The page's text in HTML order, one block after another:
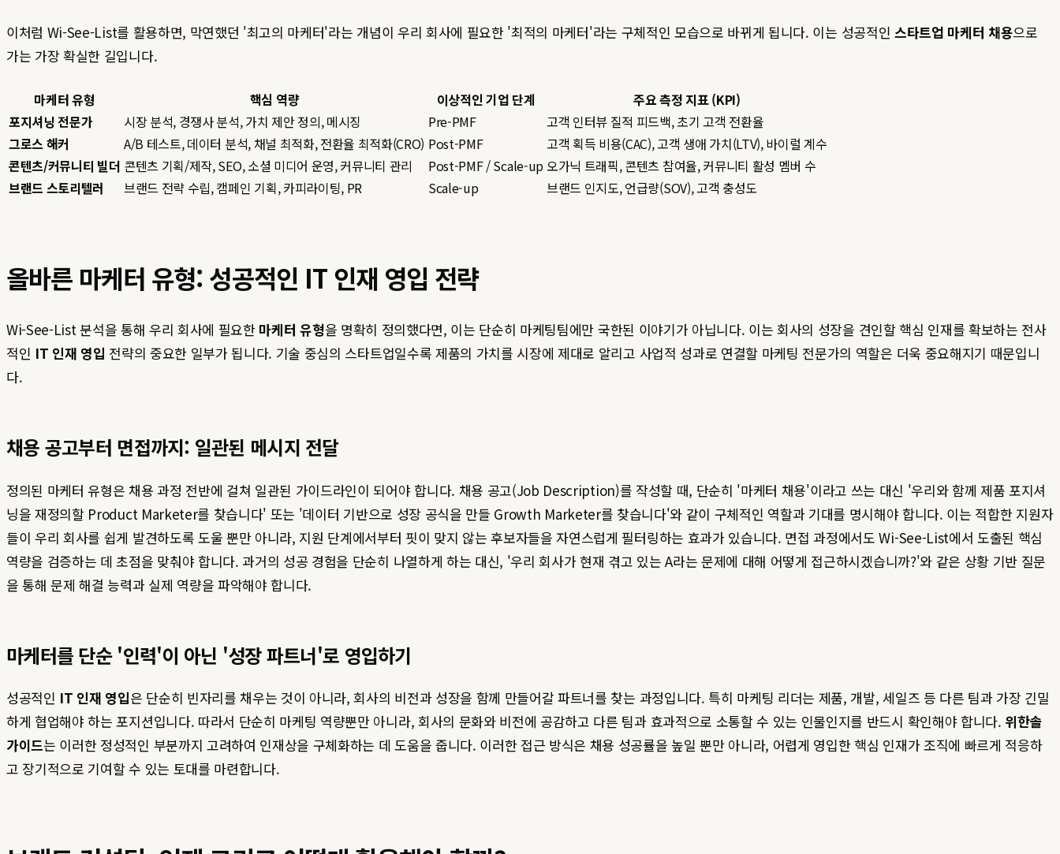
이처럼 Wi-See-List를 활용하면, 막연했던 '최고의 마케터'라는 개념이 우리 회사에 필요한 '최적의 마케터'라는 구체적인 모습으로 바뀌게 됩니다. 이는 성공적인 스타트업 마케터 채용으로
가는 가장 확실한 길입니다.
마케터 유형 핵심 역량 이상적인 기업 단계
주요 측정 지표 (KPI)
포지셔닝 전문가
시장 분석, 경쟁사 분석, 가치 제안 정의, 메시징 Pre-PMF
고객 인터뷰 질적 피드백, 초기 고객 전환율
그로스 해커
A/B 테스트, 데이터 분석, 채널 최적화, 전환율 최적화(CRO) Post-PMF
고객 획득 비용(CAC), 고객 생애 가치(LTV), 바이럴 계수
콘텐츠/커뮤니티 빌더 콘텐츠 기획/제작, SEO, 소셜 미디어 운영, 커뮤니티 관리 Post-PMF / Scale-up 오가닉 트래픽, 콘텐츠 참여율, 커뮤니티 활성 멤버 수
브랜드 스토리텔러
브랜드 전략 수립, 캠페인 기획, 카피라이팅, PR Scale-up 브랜드 인지도, 언급량(SOV), 고객 충성도
올바른 마케터 유형: 성공적인 IT 인재 영입 전략
Wi-See-List 분석을 통해 우리 회사에 필요한 마케터 유형을 명확히 정의했다면, 이는 단순히 마케팅팀에만 국한된 이야기가 아닙니다. 이는 회사의 성장을 견인할 핵심 인재를 확보하는 전사
적인 IT 인재 영입 전략의 중요한 일부가 됩니다. 기술 중심의 스타트업일수록 제품의 가치를 시장에 제대로 알리고 사업적 성과로 연결할 마케팅 전문가의 역할은 더욱 중요해지기 때문입니
다.
채용 공고부터 면접까지: 일관된 메시지 전달
정의된 마케터 유형은 채용 과정 전반에 걸쳐 일관된 가이드라인이 되어야 합니다. 채용 공고(Job Description)를 작성할 때, 단순히 '마케터 채용'이라고 쓰는 대신 '우리와 함께 제품 포지셔
닝을 재정의할 Product Marketer를 찾습니다' 또는 '데이터 기반으로 성장 공식을 만들 Growth Marketer를 찾습니다'와 같이 구체적인 역할과 기대를 명시해야 합니다. 이는 적합한 지원자
들이 우리 회사를 쉽게 발견하도록 도울 뿐만 아니라, 지원 단계에서부터 핏이 맞지 않는 후보자들을 자연스럽게 필터링하는 효과가 있습니다. 면접 과정에서도 Wi-See-List에서 도출된 핵심
역량을 검증하는 데 초점을 맞춰야 합니다. 과거의 성공 경험을 단순히 나열하게 하는 대신, '우리 회사가 현재 겪고 있는 A라는 문제에 대해 어떻게 접근하시겠습니까?'와 같은 상황 기반 질문
을 통해 문제 해결 능력과 실제 역량을 파악해야 합니다.
마케터를 단순 '인력'이 아닌 '성장 파트너'로 영입하기
성공적인 IT 인재 영입은 단순히 빈자리를 채우는 것이 아니라, 회사의 비전과 성장을 함께 만들어갈 파트너를 찾는 과정입니다. 특히 마케팅 리더는 제품, 개발, 세일즈 등 다른 팀과 가장 긴밀
하게 협업해야 하는 포지션입니다. 따라서 단순히 마케팅 역량뿐만 아니라, 회사의 문화와 비전에 공감하고 다른 팀과 효과적으로 소통할 수 있는 인물인지를 반드시 확인해야 합니다. 위한솔
가이드는 이러한 정성적인 부분까지 고려하여 인재상을 구체화하는 데 도움을 줍니다. 이러한 접근 방식은 채용 성공률을 높일 뿐만 아니라, 어렵게 영입한 핵심 인재가 조직에 빠르게 적응하
고 장기적으로 기여할 수 있는 토대를 마련합니다.